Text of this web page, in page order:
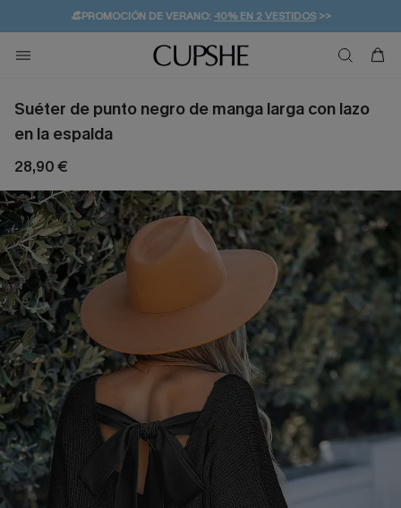
👒PROMOCIÓN DE VERANO:-10% EN 2 VESTIDOS>>
💌¡SUSCRIBIRSE & GANAR -10% EXTRA!
🚚ENVÍO GRATUITO A PARTIR DE 49 € >>
Suéter de punto negro de manga larga con lazo
en la espalda
28,90 €